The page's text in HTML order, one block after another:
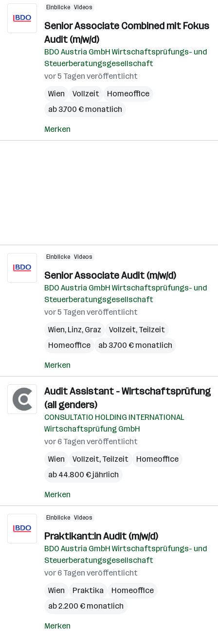
Einblicke Videos
Senior Associate Combined mit Fokus
Audit (m/w/d)
BDO Austria GmbH Wirtschaftsprüfungs- und
Steuerberatungsgesellschaft
vor 5 Tagen veröffentlicht
Wien
Vollzeit
Homeoffice
ab 3.700 € monatlich
Merken
Einblicke Videos
Senior Associate Audit (m/w/d)
BDO Austria GmbH Wirtschaftsprüfungs- und
Steuerberatungsgesellschaft
vor 5 Tagen veröffentlicht
Wien, Linz, Graz
Vollzeit, Teilzeit
Homeoffice
ab 3.700 € monatlich
Merken
Audit Assistant - Wirtschaftsprüfung
(all genders)
CONSULTATIO HOLDING INTERNATIONAL
Wirtschaftsprüfung GmbH
vor 6 Tagen veröffentlicht
Wien
Vollzeit, Teilzeit
Homeoffice
ab 44.800 € jährlich
Merken
Einblicke Videos
Praktikant:in Audit (m/w/d)
BDO Austria GmbH Wirtschaftsprüfungs- und
Steuerberatungsgesellschaft
vor 6 Tagen veröffentlicht
Wien
Praktika
Homeoffice
ab 2.200 € monatlich
Merken